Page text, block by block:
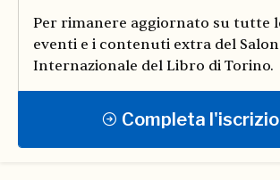
Per rimanere aggiornato su tutte
eventi e i contenuti extra del
Internazionale del Libro di Torino.
Completa